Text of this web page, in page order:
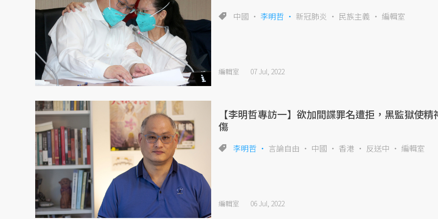
中國 李明哲 新冠肺炎 民族主義 編輯室
編輯室 07 Jul, 2022
【李明哲專訪一】欲加間諜罪名遭拒，黑監獄使精
傷
李明哲 言論自由 中國 香港 反送中 編輯室
編輯室 06 Jul, 2022